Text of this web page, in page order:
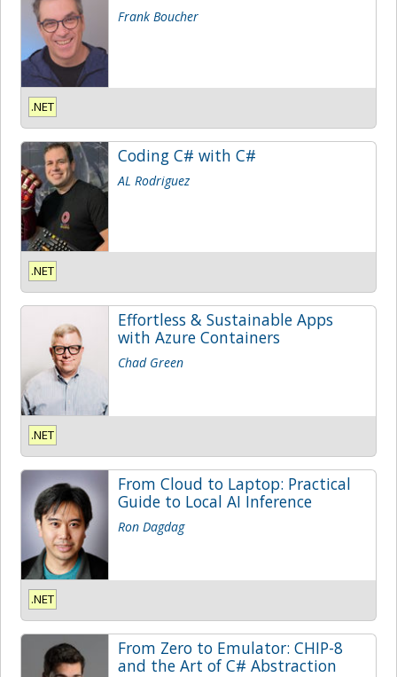
Frank Boucher
.NET
Coding C# with C#
AL Rodriguez
.NET
Effortless & Sustainable Apps
with Azure Containers
Chad Green
.NET
From Cloud to Laptop: Practical
Guide to Local AI Inference
Ron Dagdag
.NET
From Zero to Emulator: CHIP-8
and the Art of C# Abstraction